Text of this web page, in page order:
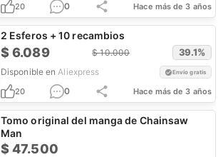
20 0 Hace más de 3 años
2 Esferos + 10 recambios
$6.089 $10.000 39.1%
Disponible en Aliexpress Envío gratis
20 0 Hace más de 3 años
Tomo original del manga de Chainsaw
Man
$47.500